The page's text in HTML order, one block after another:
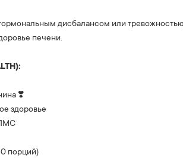
дисбалансом или
печени.
❣️
здоровье
порций)